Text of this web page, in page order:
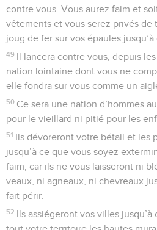
contre vous. Vous aurez faim et
vêtements et vous serez privés de
joug de fer sur vos épaules
49 Il lancera contre vous, depuis
nation lointaine dont vous ne
elle fondra sur vous comme un
50 Ce sera une nation d’hommes
pour le vieillard ni pitié pour les
51 Ils dévoreront votre bétail et les
jusqu’à ce que vous soyez
faim, car ils ne vous laisseront ni
veaux, ni agneaux, ni chevreaux
fait périr.
52 Ils assiégeront vos villes jusqu’à